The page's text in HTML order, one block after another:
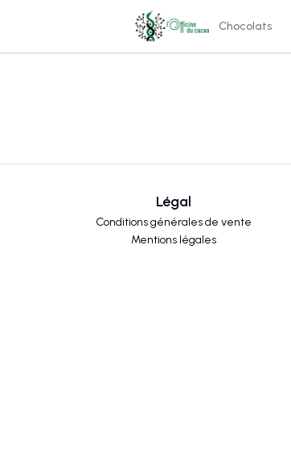
Chocolats
Légal
Conditions générales de vente
Mentions légales